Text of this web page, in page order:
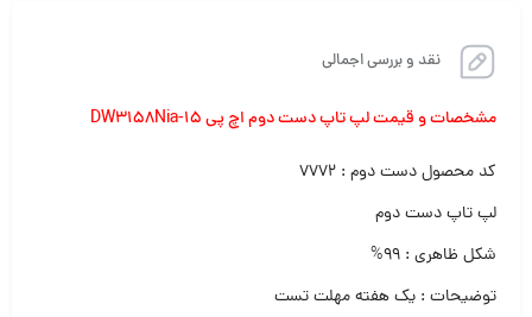
نقد و بررسی اجمالی
مشخصات و قیمت لپ تاپ دست دوم اچ پی ۱۵-DW3158Nia
کد محصول دست دوم : ۷۷۷۲
لپ تاپ دست دوم‌
شکل ظاهری : ۹۹%
توضیحات : یک هفته مهلت تست